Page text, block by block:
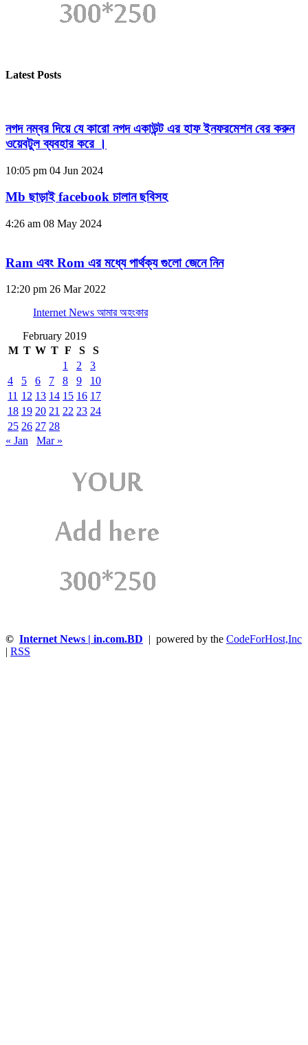
Latest Posts
নগদ নম্বর দিয়ে যে কারো নগদ একাউন্ট এর হাফ ইনফরমেশন বের করুন
ওয়েবটুল ব্যবহার করে ।
10:05 pm 04 Jun 2024
Mb ছাড়াই facebook চালান ছবিসহ
4:26 am 08 May 2024
Ram এবং Rom এর মধ্যে পার্থক্য গুলো জেনে নিন
12:20 pm 26 Mar 2022
Internet News আমার অহংকার
February 2019
M T W T F S
S
1
2
3
4
5 6 7 8 9
10
11 12 13 14 15 16 17
18 19 20 21 22 23 24
25 26 27 28
« Jan
Mar »
© Internet News | in.com.BD | powered by the CodeForHost,Inc
RSS